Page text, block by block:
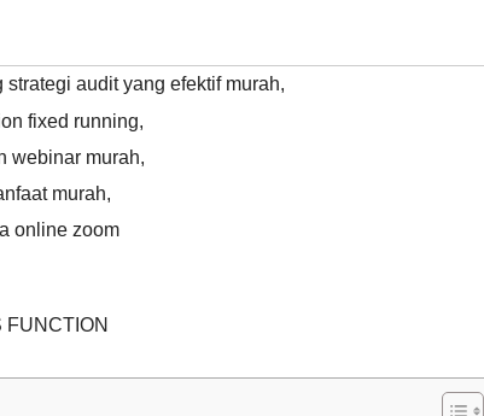
audit yang efektif murah,
fixed running,
webinar murah,
murah,
online zoom